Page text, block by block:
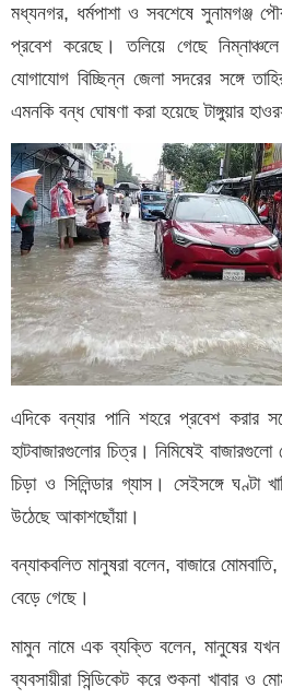
মধ্যনগর, ধর্মপাশা ও সবশেষে সুনামগঞ্জ
প্রবেশ করেছে। তলিয়ে গেছে
যোগাযোগ বিচ্ছিন্ন জেলা সদরের সঙ্গে
এমনকি বন্ধ ঘোষণা করা হয়েছে টাঙ্গুয়ার
এদিকে বন্যার পানি শহরে প্রবেশ করার
হাটবাজারগুলোর চিত্র। নিমিষেই
চিড়া ও সিলিন্ডার গ্যাস। সেইসঙ্গে ঘণ্টা
উঠেছে আকাশছোঁয়া।
বন্যাকবলিত মানুষরা বলেন, বাজারে মোমবাতি,
বেড়ে গেছে।
মামুন নামে এক ব্যক্তি বলেন, মানুষের
ব্যবসায়ীরা সিন্ডিকেট করে শুকনা খাবার ও